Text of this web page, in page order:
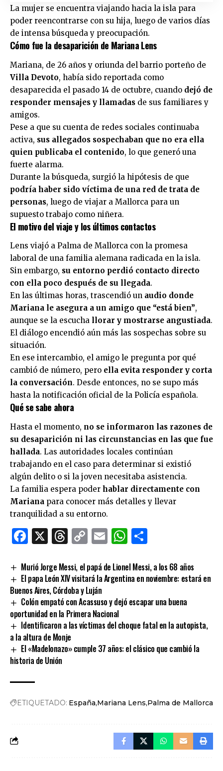
La mujer se encuentra viajando hacia la isla para
poder reencontrarse con su hija, luego de varios días
de intensa búsqueda y preocupación.
Cómo fue la desaparición de Mariana Lens
Mariana, de 26 años y oriunda del barrio porteño de
Villa Devoto, había sido reportada como
desaparecida el pasado 14 de octubre, cuando dejó de
responder mensajes y llamadas de sus familiares y
amigos.
Pese a que su cuenta de redes sociales continuaba
activa, sus allegados sospechaban que no era ella
quien publicaba el contenido, lo que generó una
fuerte alarma.
Durante la búsqueda, surgió la hipótesis de que
podría haber sido víctima de una red de trata de
personas, luego de viajar a Mallorca para un
supuesto trabajo como niñera.
El motivo del viaje y los últimos contactos
Lens viajó a Palma de Mallorca con la promesa
laboral de una familia alemana radicada en la isla.
Sin embargo, su entorno perdió contacto directo
con ella poco después de su llegada.
En las últimas horas, trascendió un audio donde
Mariana le asegura a un amigo que “está bien”,
aunque se la escucha llorar y mostrarse angustiada.
El diálogo encendió aún más las sospechas sobre su
situación.
En ese intercambio, el amigo le pregunta por qué
cambió de número, pero ella evita responder y corta
la conversación. Desde entonces, no se supo más
hasta la notificación oficial de la Policía española.
Qué se sabe ahora
Hasta el momento, no se informaron las razones de
su desaparición ni las circunstancias en las que fue
hallada. Las autoridades locales continúan
trabajando en el caso para determinar si existió
algún delito o si la joven necesitaba asistencia.
La familia espera poder hablar directamente con
Mariana para conocer más detalles y llevar
tranquilidad a su entorno.
Facebook
X Threads
CopyEmailWhatsApp
Murió Jorge Messi, el papá de Lionel Messi, a los 68 años
El papa León XIV visitará la Argentina en noviembre: estará en
Buenos Aires, Córdoba y Luján
Colón empató con Acassuso y dejó escapar una buena
oportunidad en la Primera Nacional
Identificaron a las víctimas del choque fatal en la autopista,
a la altura de Monje
El «Madelonazo» cumple 37 años: el clásico que cambió la
historia de Unión
ETIQUETADO: España Mariana Lens Palma de Mallorca